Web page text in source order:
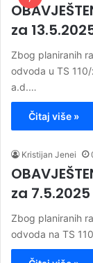
za
Zbog planiranih
odvoda u TS
a.d.…
Čitaj više »
Kristijan Jenei
za 7.5.2025
Zbog planiranih
odvoda na TS